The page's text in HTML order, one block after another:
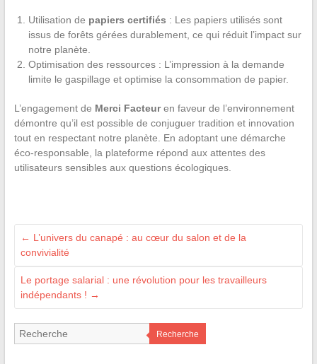
Utilisation de papiers certifiés : Les papiers utilisés sont
issus de forêts gérées durablement, ce qui réduit l’impact sur
notre planète.
Optimisation des ressources : L’impression à la demande
limite le gaspillage et optimise la consommation de papier.
L’engagement de Merci Facteuren faveur de l’environnement
démontre qu’il est possible de conjuguer tradition et innovation
tout en respectant notre planète. En adoptant une démarche
éco-responsable, la plateforme répond aux attentes des
utilisateurs sensibles aux questions écologiques.
← L’univers du canapé : au cœur du salon et de la
convivialité
Le portage salarial : une révolution pour les travailleurs
indépendants ! →
Recherche